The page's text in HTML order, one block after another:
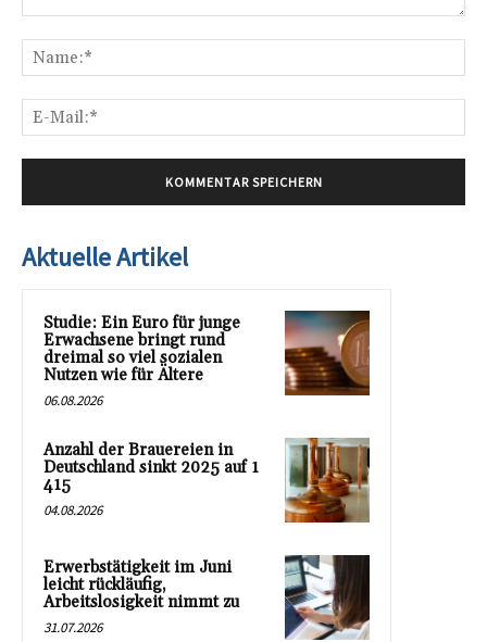
Aktuelle Artikel
Studie: Ein Euro für junge
Erwachsene bringt rund
dreimal so viel sozialen
Nutzen wie für Ältere
06.08.2026
Anzahl der Brauereien in
Deutschland sinkt 2025 auf 1
415
04.08.2026
Erwerbstätigkeit im Juni
leicht rückläufig,
Arbeitslosigkeit nimmt zu
31.07.2026